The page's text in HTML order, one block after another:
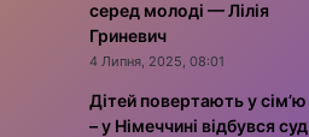
серед молоді — Лілія
Гриневич
4 Липня, 2025, 08:01
Дітей повертають у сім’ю
– у Німеччині відбувся суд